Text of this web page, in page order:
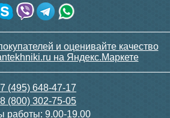
сверху
300
Крышка-сиденье для
креплением
Подробнее
(495) 648-47-17
8 (800) 302-75-05
работы: 9.00-19.00